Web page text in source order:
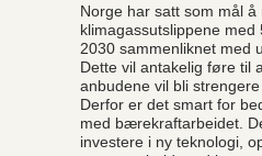
Norge har satt som mål å
klimagassutslippene med
2030 sammenliknet med
Dette vil antakelig føre til
anbudene vil bli
Derfor er det smart for
med bærekraftarbeidet.
investere i ny teknologi,